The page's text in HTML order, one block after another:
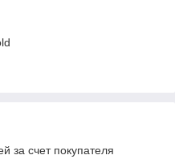
за счет покупателя